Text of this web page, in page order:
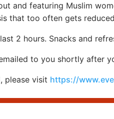
and featuring Muslim
that too often gets
2 hours. Snacks and
to you shortly after
please visit https://